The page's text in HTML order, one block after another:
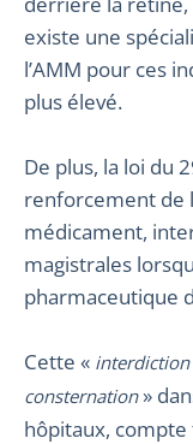
existe une
l’AMM pour ces
plus élevé.
De plus, la loi du
renforcement de
médicament,
magistrales
pharmaceutique
Cette « interdiction
consternation»
hôpitaux,